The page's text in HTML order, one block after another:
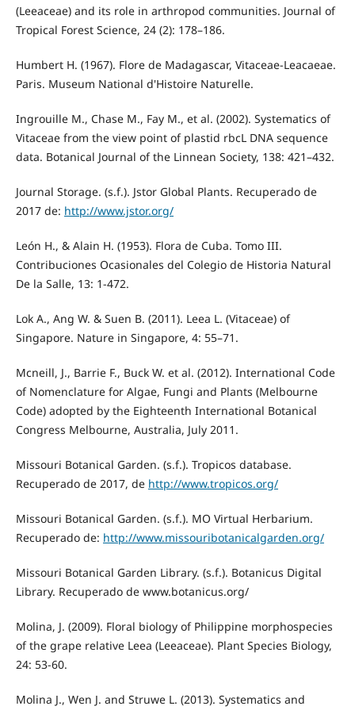
(Leeaceae) and its role in arthropod communities. Journal of
Tropical Forest Science, 24 (2): 178–186.
Humbert H. (1967). Flore de Madagascar, Vitaceae-Leacaeae.
Paris. Museum National d'Histoire Naturelle.
Ingrouille M., Chase M., Fay M., et al. (2002). Systematics of
Vitaceae from the view point of plastid rbcL DNA sequence
data. Botanical Journal of the Linnean Society, 138: 421–432.
Journal Storage. (s.f.). Jstor Global Plants. Recuperado de
2017 de: http://www.jstor.org/
León H., & Alain H. (1953). Flora de Cuba. Tomo III.
Contribuciones Ocasionales del Colegio de Historia Natural
De la Salle, 13: 1-472.
Lok A., Ang W. & Suen B. (2011). Leea L. (Vitaceae) of
Singapore. Nature in Singapore, 4: 55–71.
Mcneill, J., Barrie F., Buck W. et al. (2012). International Code
of Nomenclature for Algae, Fungi and Plants (Melbourne
Code) adopted by the Eighteenth International Botanical
Congress Melbourne, Australia, July 2011.
Missouri Botanical Garden. (s.f.). Tropicos database.
Recuperado de 2017, de http://www.tropicos.org/
Missouri Botanical Garden. (s.f.). MO Virtual Herbarium.
Recuperado de: http://www.missouribotanicalgarden.org/
Missouri Botanical Garden Library. (s.f.). Botanicus Digital
Library. Recuperado de www.botanicus.org/
Molina, J. (2009). Floral biology of Philippine morphospecies
of the grape relative Leea (Leeaceae). Plant Species Biology,
24: 53-60.
Molina J., Wen J. and Struwe L. (2013). Systematics and